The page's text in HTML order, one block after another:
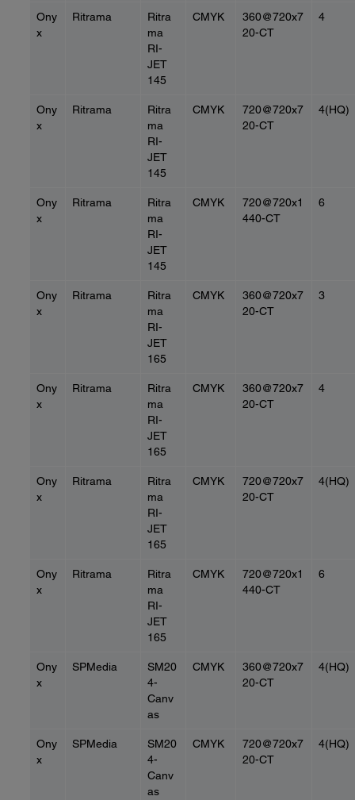
Ony
x
Ritrama
Ritra
ma
RI-
JET
145
CMYK
360@720x7
20-CT
4
Ony
x
Ritrama
Ritra
ma
RI-
JET
145
CMYK
720@720x7
20-CT
4(HQ)
Ony
x
Ritrama
Ritra
ma
RI-
JET
145
CMYK
720@720x1
440-CT
6
Ony
x
Ritrama
Ritra
ma
RI-
JET
165
CMYK
360@720x7
20-CT
3
Ony
x
Ritrama
Ritra
ma
RI-
JET
165
CMYK
360@720x7
20-CT
4
Ony
x
Ritrama
Ritra
ma
RI-
JET
165
CMYK
720@720x7
20-CT
4(HQ)
Ony
x
Ritrama
Ritra
ma
RI-
JET
165
CMYK
720@720x1
440-CT
6
Ony
x
SPMedia
SM20
4-
Canv
as
CMYK
360@720x7
20-CT
4(HQ)
Ony
x
SPMedia
SM20
4-
Canv
as
CMYK
720@720x7
20-CT
4(HQ)